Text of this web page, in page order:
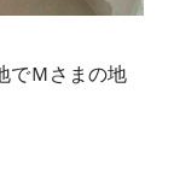
でＭさまの地